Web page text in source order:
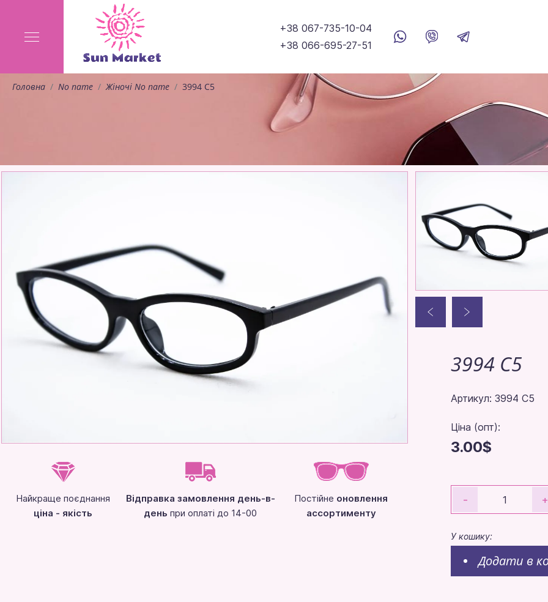
+38 067-735-10-04
+38 066-695-27-51
Головна No name Жіночі No name 3994 C5
Найкраще поєднання
ціна - якість
Відправка замовлення день-в-
день при оплаті до 14-00
Постійне оновлення
ассортименту
3994 C5
Артикул: 3994 C5
Ціна (опт):
3.00$
- +
У кошику:
Додати в